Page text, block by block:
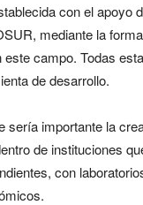
con el apoyo
mediante la
campo. Todas
de desarrollo.
sería importante la
de instituciones
con